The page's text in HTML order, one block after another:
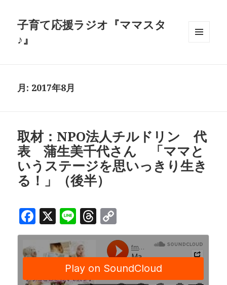
子育て応援ラジオ『ママスタ
♪』
月: 2017年8月
取材：NPO法人チルドリン 代
表 蒲生美千代さん 「ママと
いうステージを思いっきり生き
る！」（後半）
F
a
c
e
X Li
n
e
T
h
e
o
p
y